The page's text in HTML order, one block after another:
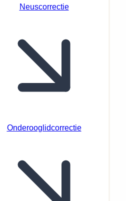
Neuscorrectie
Onderooglidcorrectie